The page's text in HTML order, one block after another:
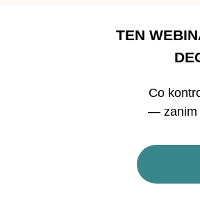
TEN
Co
— zanim